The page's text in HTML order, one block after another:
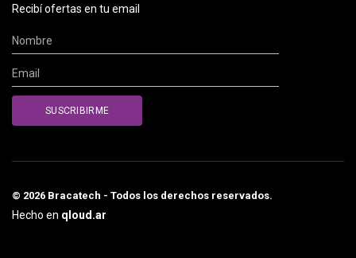
Recibí ofertas en tu email
© 2026 Bracatech - Todos los derechos reservados.
Hecho en qloud.ar